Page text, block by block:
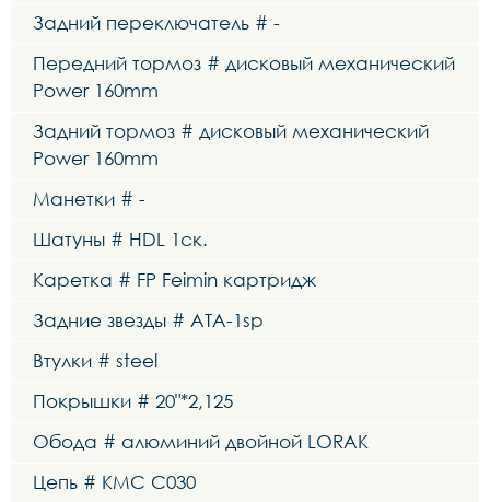
Задний переключатель # -
Передний тормоз # дисковый механический
Power 160mm
Задний тормоз # дисковый механический
Power 160mm
Манетки # -
Шатуны # HDL 1ск.
Каретка # FP Feimin картридж
Задние звезды # ATA-1sp
Втулки # steel
Покрышки # 20"*2,125
Обода # алюминий двойной LORAK
Цепь # KMC C030